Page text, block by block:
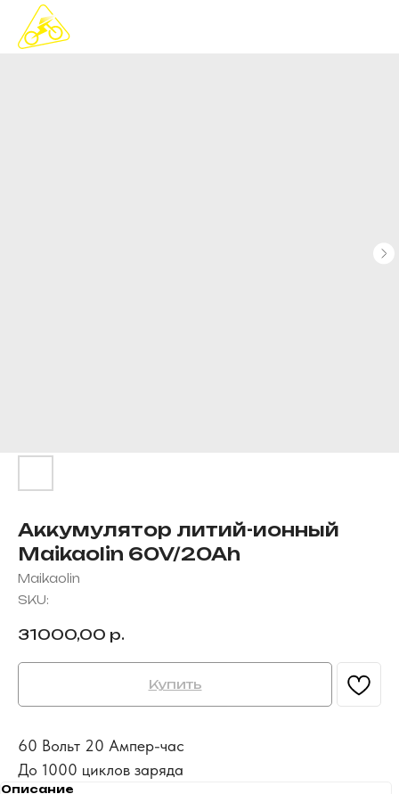
Аккумулятор литий-ионный
Maikaolin 60V/20Ah
Maikaolin
SKU:
31000,00 р.
Купить
60 Вольт 20 Ампер-час
До 1000 циклов заряда
Описание